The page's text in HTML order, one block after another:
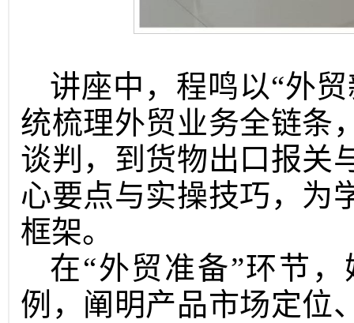
讲座中，程鸣以“外
统梳理外贸业务全链条
谈判，到货物出口报关
心要点与实操技巧，为
框架。
在“外贸准备”环节
例，阐明产品市场定位